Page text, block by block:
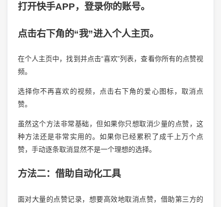
打开快手APP，登录你的账号。
点击右下角的“我”进入个人主页。
在个人主页中，找到并点击“喜欢”列表，查看你所有的点赞视
频。
选择你不再喜欢的视频，点击右下角的爱心图标，取消点
赞。
虽然这个方法非常基础，但如果你只想取消少量的点赞，这
种方法还是非常实用的。如果你已经累积了成千上万个点
赞，手动逐条取消显然不是一个理想的选择。
方法二：借助自动化工具
面对大量的点赞记录，想要高效地取消点赞，借助第三方的